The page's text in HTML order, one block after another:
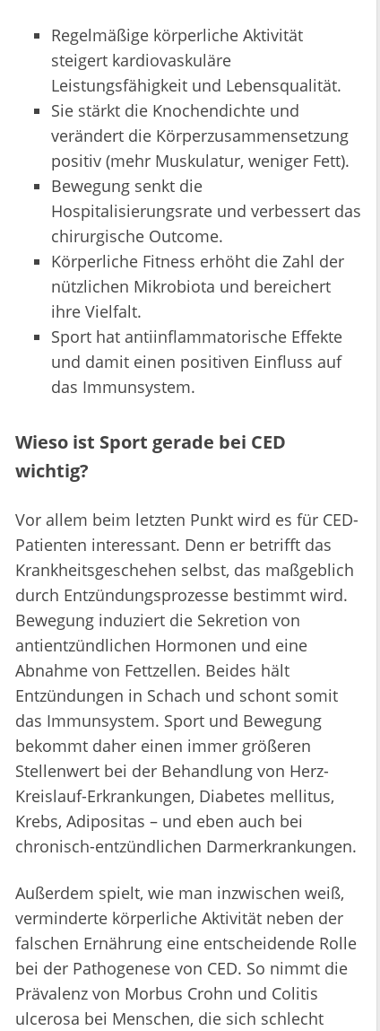
Regelmäßige körperliche Aktivität
steigert kardiovaskuläre
Leistungsfähigkeit und Lebensqualität.
Sie stärkt die Knochendichte und
verändert die Körperzusammensetzung
positiv (mehr Muskulatur, weniger Fett).
Bewegung senkt die
Hospitalisierungsrate und verbessert das
chirurgische Outcome.
Körperliche Fitness erhöht die Zahl der
nützlichen Mikrobiota und bereichert
ihre Vielfalt.
Sport hat antiinflammatorische Effekte
und damit einen positiven Einfluss auf
das Immunsystem.
Wieso ist Sport gerade bei CED
wichtig?
Vor allem beim letzten Punkt wird es für CED-
Patienten interessant. Denn er betrifft das
Krankheitsgeschehen selbst, das maßgeblich
durch Entzündungsprozesse bestimmt wird.
Bewegung induziert die Sekretion von
antientzündlichen Hormonen und eine
Abnahme von Fettzellen. Beides hält
Entzündungen in Schach und schont somit
das Immunsystem. Sport und Bewegung
bekommt daher einen immer größeren
Stellenwert bei der Behandlung von Herz-
Kreislauf-Erkrankungen, Diabetes mellitus,
Krebs, Adipositas – und eben auch bei
chronisch-entzündlichen Darmerkrankungen.
Außerdem spielt, wie man inzwischen weiß,
verminderte körperliche Aktivität neben der
falschen Ernährung eine entscheidende Rolle
bei der Pathogenese von CED. So nimmt die
Prävalenz von Morbus Crohn und Colitis
ulcerosa bei Menschen, die sich schlecht